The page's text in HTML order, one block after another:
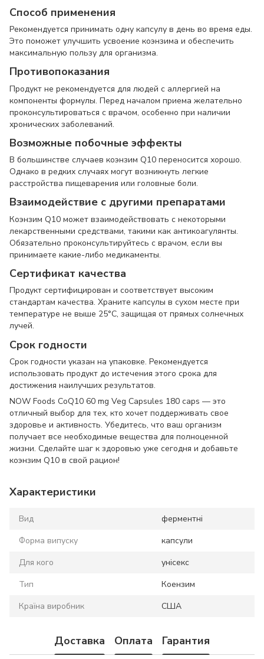
Способ применения
Рекомендуется принимать одну капсулу в день во время еды.
Это поможет улучшить усвоение коэнзима и обеспечить
максимальную пользу для организма.
Противопоказания
Продукт не рекомендуется для людей с аллергией на
компоненты формулы. Перед началом приема желательно
проконсультироваться с врачом, особенно при наличии
хронических заболеваний.
Возможные побочные эффекты
В большинстве случаев коэнзим Q10 переносится хорошо.
Однако в редких случаях могут возникнуть легкие
расстройства пищеварения или головные боли.
Взаимодействие с другими препаратами
Коэнзим Q10 может взаимодействовать с некоторыми
лекарственными средствами, такими как антикоагулянты.
Обязательно проконсультируйтесь с врачом, если вы
принимаете какие-либо медикаменты.
Сертификат качества
Продукт сертифицирован и соответствует высоким
стандартам качества. Храните капсулы в сухом месте при
температуре не выше 25°C, защищая от прямых солнечных
лучей.
Срок годности
Срок годности указан на упаковке. Рекомендуется
использовать продукт до истечения этого срока для
достижения наилучших результатов.
NOW Foods CoQ10 60 mg Veg Capsules 180 caps — это
отличный выбор для тех, кто хочет поддерживать свое
здоровье и активность. Убедитесь, что ваш организм
получает все необходимые вещества для полноценной
жизни. Сделайте шаг к здоровью уже сегодня и добавьте
коэнзим Q10 в свой рацион!
Характеристики
Вид
ферментні
Форма випуску
капсули
Для кого
унісекс
Тип
Коензим
Країна виробник
США
Доставка Оплата Гарантия